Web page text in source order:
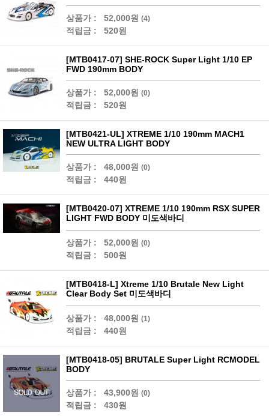
상품가 : 52,000원 (4)
적립금 : 520원
[MTB0417-07] SHE-ROCK Super Light 1/10 EP
FWD 190mm BODY
상품가 : 52,000원 (0)
적립금 : 520원
[MTB0421-UL] XTREME 1/10 190mm MACH1
NEW ULTRA LIGHT BODY
상품가 : 48,000원 (0)
적립금 : 440원
[MTB0420-07] XTREME 1/10 190mm RSX SUPER
LIGHT FWD BODY 미도색바디
상품가 : 52,000원 (0)
적립금 : 500원
[MTB0418-L] Xtreme 1/10 Brutale New Light
Clear Body Set 미도색바디
상품가 : 48,000원 (1)
적립금 : 440원
[MTB0418-05] BRUTALE Super Light RCMODEL
BODY
상품가 : 43,900원 (0)
적립금 : 430원